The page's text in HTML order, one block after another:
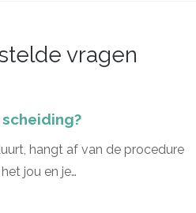
vragen
hangt af van de procedure
jou en je…